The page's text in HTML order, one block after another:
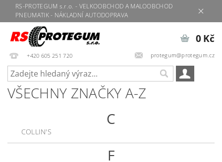
RS-PROTEGUM s.r.o. - VELKOOBCHOD A MALOOBCHOD
PNEUMATIK - NÁKLADNÍ AUTODOPRAVA
+420 605 251 720 protegum@protegum.cz
0 Kč
VŠECHNY ZNAČKY A-Z
C
COLLIN'S
F